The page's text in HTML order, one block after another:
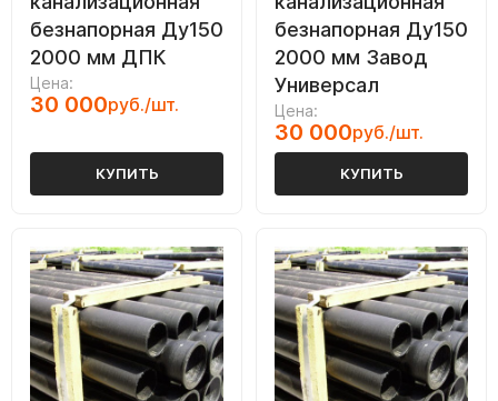
безнапорная Ду150
2000 мм ДПК
Цена:
30 000руб./шт.
КУПИТЬ
безнапорная Ду150
2000 мм Завод
Универсал
Цена:
30 000руб./шт.
КУПИТЬ